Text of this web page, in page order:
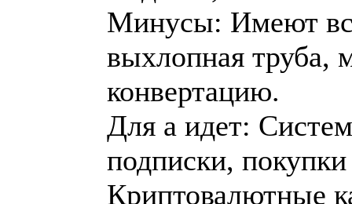
Минусы: Имеют
выхлопная труба,
конвертацию.
Для а идет:
подписки,
Криптовалютные